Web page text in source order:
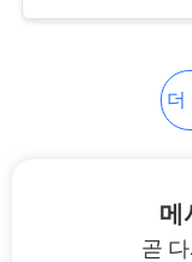
더
메
곧